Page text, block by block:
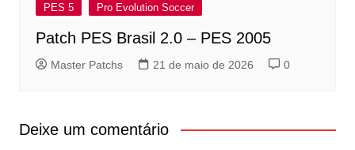
PES 5 Pro Evolution Soccer
Patch PES Brasil 2.0 – PES 2005
Master Patchs 21 de maio de 2026 0
Deixe um comentário